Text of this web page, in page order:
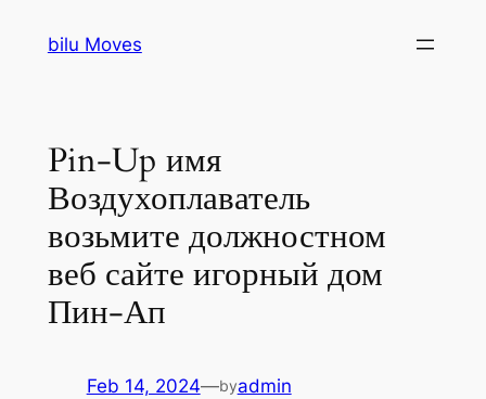
bilu Moves
Pin-Up имя
Воздухоплаватель
возьмите должностном
веб сайте игорный дом
Пин-Ап
Feb 14, 2024—byadmin